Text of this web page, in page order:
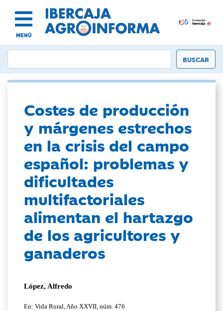
MENÚ
Costes de producción
y márgenes estrechos
en la crisis del campo
español: problemas y
dificultades
multifactoriales
alimentan el hartazgo
de los agricultores y
ganaderos
López, Alfredo
En: Vida Rural, Año XXVII, núm. 476